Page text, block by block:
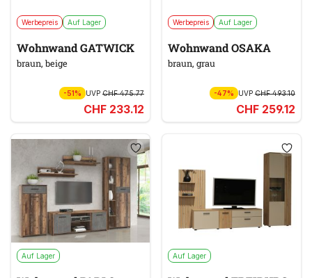
Werbepreis Auf Lager
Wohnwand GATWICK
braun, beige
-51% UVP CHF 475.77
CHF 233.12
Werbepreis Auf Lager
Wohnwand OSAKA
braun, grau
-47% UVPCHF 493.10
CHF 259.12
Auf Lager Auf Lager